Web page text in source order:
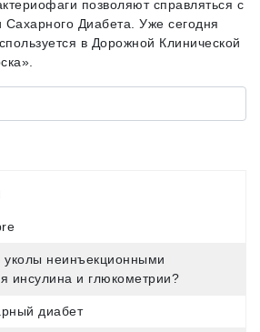
позволяют справляться с
Диабета. Уже сегодня
в Дорожной Клинической
неинъекционными
инсулина и глюкометрии?
диабет